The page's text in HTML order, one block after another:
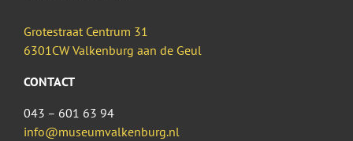
Grotestraat Centrum 31
6301CW Valkenburg aan de Geul
CONTACT
043 – 601 63 94
info@museumvalkenburg.nl